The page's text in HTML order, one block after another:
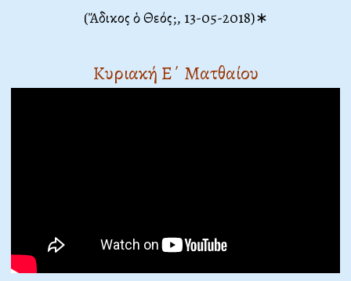
(Ἄδικος ὁ Θεός;, 13-05-2018)∗
Κυριακή Ε΄ Ματθαίου